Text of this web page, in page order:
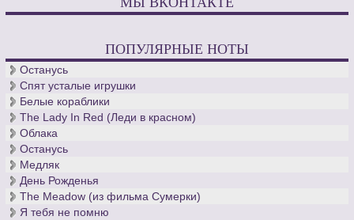
ПОПУЛЯРНЫЕ НОТЫ
Останусь
Спят усталые игрушки
Белые кораблики
The Lady In Red (Леди в красном)
Облака
Останусь
Медляк
День Рожденья
The Meadow (из фильма Сумерки)
Я тебя не помню